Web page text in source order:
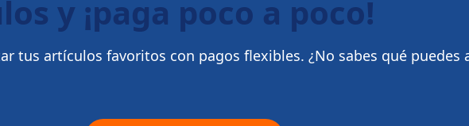
y ¡paga poco a poco!
tus artículos favoritos con pagos flexibles. ¿No sabes qué puedes